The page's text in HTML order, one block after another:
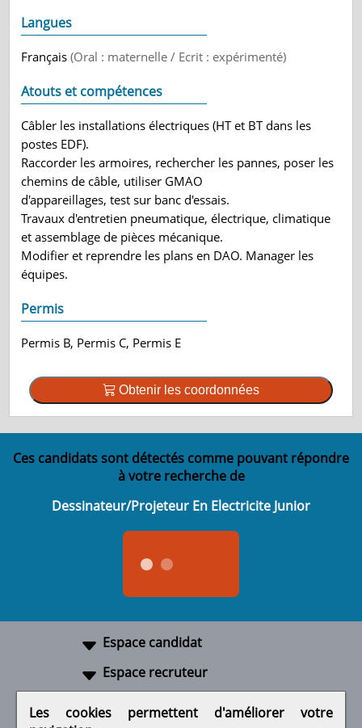
Langues
Français(Oral : maternelle / Ecrit : expérimenté)
Atouts et compétences
Câbler les installations électriques (HT et BT dans les
postes EDF).
Raccorder les armoires, rechercher les pannes, poser les
chemins de câble, utiliser GMAO
d'appareillages, test sur banc d'essais.
Travaux d'entretien pneumatique, électrique, climatique
et assemblage de pièces mécanique.
Modifier et reprendre les plans en DAO. Manager les
équipes.
Permis
Permis B, Permis C, Permis E
Obtenir les coordonnées
Ces candidats sont détectés comme pouvant répondre
à votre recherche de
Dessinateur/Projeteur En Electricite Junior
Espace candidat
Espace recruteur
Les cookies permettent d'améliorer votre